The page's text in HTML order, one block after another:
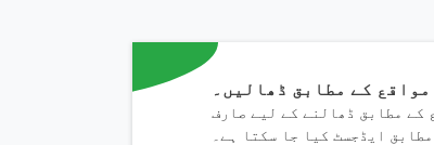
مواقع کے مطابق ڈھالیں۔
کے مطابق ڈھالنے کے لیے صارف
ایڈجسٹ کیا جا سکتا ہے۔